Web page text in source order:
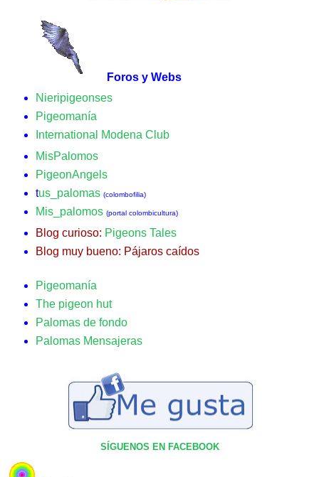
Foros y Webs
Nieripigeonses
Pigeomanía
International Modena Club
MisPalomos
PigeonAngels
tus_palomas (colombofilia)
Mis_palomos (portal colombicultura)
Blog curioso: Pigeons Tales
Blog muy bueno: Pájaros caídos
Pigeomanía
The pigeon hut
Palomas de fondo
Palomas Mensajeras
SÍGUENOS EN FACEBOOK